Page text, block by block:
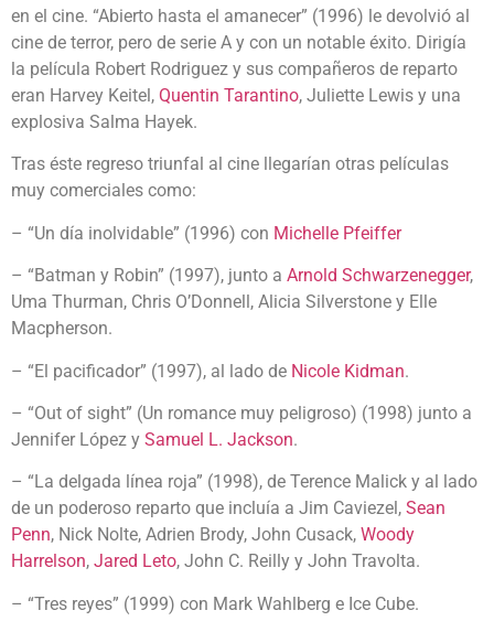
en el cine. “Abierto hasta el amanecer” (1996) le devolvió al
cine de terror, pero de serie A y con un notable éxito. Dirigía
la película Robert Rodriguez y sus compañeros de reparto
eran Harvey Keitel, Quentin Tarantino, Juliette Lewis y una
explosiva Salma Hayek.
Tras éste regreso triunfal al cine llegarían otras películas
muy comerciales como:
– “Un día inolvidable” (1996) con Michelle Pfeiffer
– “Batman y Robin” (1997), junto a Arnold Schwarzenegger,
Uma Thurman, Chris O’Donnell, Alicia Silverstone y Elle
Macpherson.
– “El pacificador” (1997), al lado de Nicole Kidman.
– “Out of sight” (Un romance muy peligroso) (1998) junto a
Jennifer López y Samuel L. Jackson.
– “La delgada línea roja” (1998), de Terence Malick y al lado
de un poderoso reparto que incluía a Jim Caviezel, Sean
Penn, Nick Nolte, Adrien Brody, John Cusack, Woody
Harrelson, Jared Leto, John C. Reilly y John Travolta.
– “Tres reyes” (1999) con Mark Wahlberg e Ice Cube.